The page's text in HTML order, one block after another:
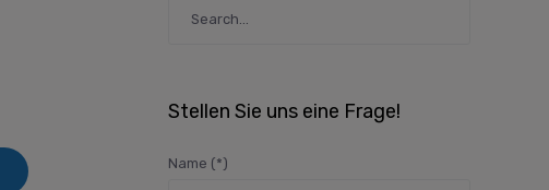
Stellen Sie uns eine Frage!
Name (*)